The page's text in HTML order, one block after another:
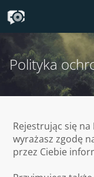
Polityka
Rejestrując się
wyrażasz zgodę
przez Ciebie